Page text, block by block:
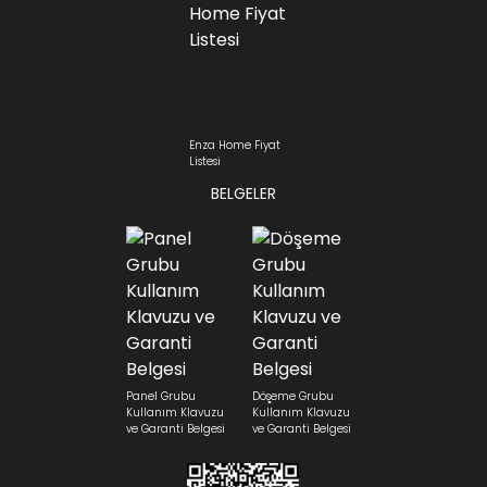
Enza Home Fiyat
Listesi
BELGELER
Panel Grubu
Kullanım Klavuzu
ve Garanti Belgesi
Döşeme Grubu
Kullanım Klavuzu
ve Garanti Belgesi